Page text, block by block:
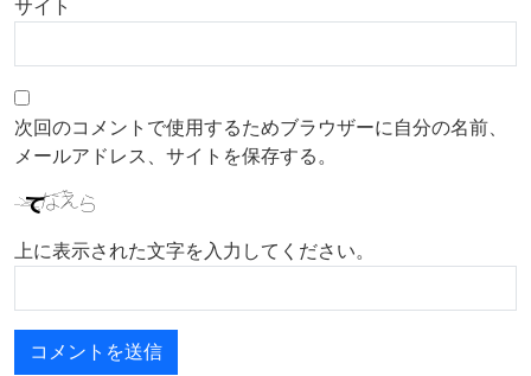
サイト
次回のコメントで使用するためブラウザーに自分の名前、
メールアドレス、サイトを保存する。
上に表示された文字を入力してください。